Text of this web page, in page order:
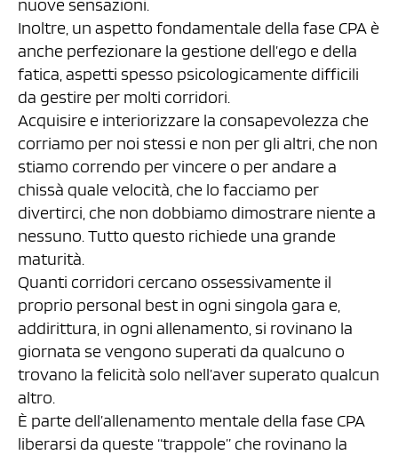
nuove sensazioni.
Inoltre, un aspetto fondamentale della fase CPA è
anche perfezionare la gestione dell’ego e della
fatica, aspetti spesso psicologicamente difficili
da gestire per molti corridori.
Acquisire e interiorizzare la consapevolezza che
corriamo per noi stessi e non per gli altri, che non
stiamo correndo per vincere o per andare a
chissà quale velocità, che lo facciamo per
divertirci, che non dobbiamo dimostrare niente a
nessuno. Tutto questo richiede una grande
maturità.
Quanti corridori cercano ossessivamente il
proprio personal best in ogni singola gara e,
addirittura, in ogni allenamento, si rovinano la
giornata se vengono superati da qualcuno o
trovano la felicità solo nell’aver superato qualcun
altro.
È parte dell’allenamento mentale della fase CPA
liberarsi da queste “trappole” che rovinano la